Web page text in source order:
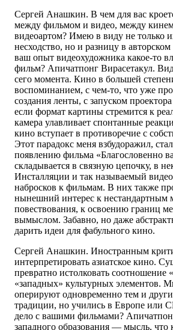
Сергей Анашкин. В чем для вас
между фильмом и видео, между
видеоартом? Имею в виду не только
несходство, но и разницу в
ваш опыт видеохудожника какое-то
фильм? Апичатпонг Вирасетакул.
сего момента. Кино в большей
воспоминанием, с чем-то, что уже
создания ленты, с запуском
если формат картины стремится к
камера улавливает спонтанные
кино вступает в противоречие с
Этот парадокс меня взбудоражил,
появлению фильма «Благословенно
складывается в связную цепочку, в
Инсталляции и так называемый
набросков к фильмам. В них также
нынешний интерес к нестандартным
повествования, к освоению границ
вымыслом. Забавно, но даже
дарить идеи для фабульного кино.
Сергей Анашкин. Иностранным
интерпретировать азиатское кино.
превратно истолковать соотношение
«западных» культурных элементов.
оперируют одновременно тем и
традиции, но учились в Европе или
дело с вашими фильмами?
западного образования — мысль, что